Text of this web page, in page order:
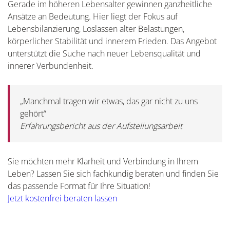
Gerade im höheren Lebensalter gewinnen ganzheitliche
Ansätze an Bedeutung. Hier liegt der Fokus auf
Lebensbilanzierung, Loslassen alter Belastungen,
körperlicher Stabilität und innerem Frieden. Das Angebot
unterstützt die Suche nach neuer Lebensqualität und
innerer Verbundenheit.
„Manchmal tragen wir etwas, das gar nicht zu uns
gehört“
Erfahrungsbericht aus der Aufstellungsarbeit
Sie möchten mehr Klarheit und Verbindung in Ihrem
Leben? Lassen Sie sich fachkundig beraten und finden Sie
das passende Format für Ihre Situation!
Jetzt kostenfrei beraten lassen